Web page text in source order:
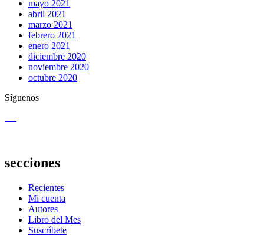
mayo 2021
abril 2021
marzo 2021
febrero 2021
enero 2021
diciembre 2020
noviembre 2020
octubre 2020
Síguenos
secciones
Recientes
Mi cuenta
Autores
Libro del Mes
Suscríbete